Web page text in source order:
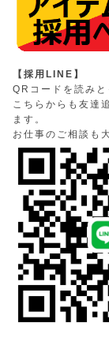
【採用LINE】
QRコードを読みと
こちらからも友達
ます。
お仕事のご相談も